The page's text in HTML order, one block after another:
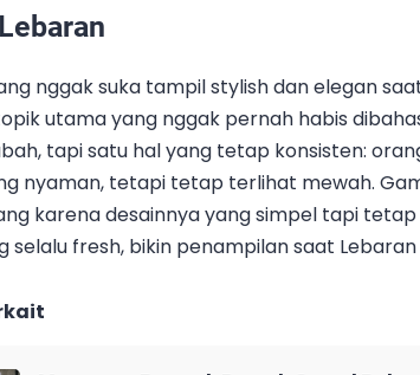
nggak suka tampil stylish dan elegan
utama yang nggak pernah habis
tapi satu hal yang tetap konsisten:
nyaman, tetapi tetap terlihat mewah.
karena desainnya yang simpel tapi tetap
selalu fresh, bikin penampilan saat